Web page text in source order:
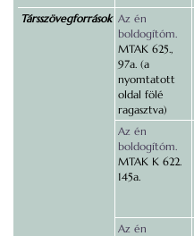
Társszövegforrások Az én
boldogítóm.
MTAK 625.,
97a. (a
nyomtatott
oldal fölé
ragasztva)
Az én
boldogítóm.
MTAK K 622.
145a.
Az én